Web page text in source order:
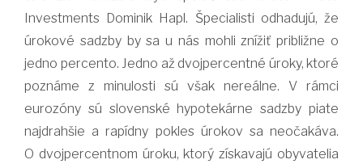
Investments Dominik Hapl. Špecialisti odhadujú, že
úrokové sadzby by sa u nás mohli znížiť približne o
jedno percento. Jedno až dvojpercentné úroky, ktoré
poznáme z minulosti sú však nereálne. V rámci
eurozóny sú slovenské hypotekárne sadzby piate
najdrahšie a rapídny pokles úrokov sa neočakáva.
O dvojpercentnom úroku, ktorý získavajú obyvatelia